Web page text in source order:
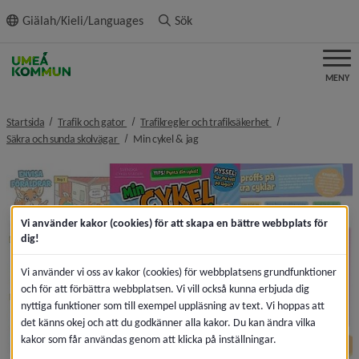
innehållet
Giälah/Kieli/Languages Sök
MENY
Startsida Trafik och gator nivå i brödsmulenavigeringen
Trafikregler och trafiksäkerhet
nivå i
Säkra och sunda skolvägar nivå i brödsmulenavigeringen
Min cykel & jagnivå i brödsmulenavigeringen
Vi använder kakor (cookies) för att skapa en bättre webbplats för
dig!
Vi använder vi oss av kakor (cookies) för webbplatsens grundfunktioner
och för att förbättra webbplatsen. Vi vill också kunna erbjuda dig
nyttiga funktioner som till exempel uppläsning av text. Vi hoppas att
det känns okej och att du godkänner alla kakor. Du kan ändra vilka
kakor som får användas genom att klicka på inställningar.